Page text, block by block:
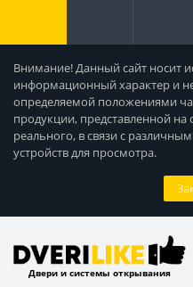
Внимание! Данный сайт носит
информационный характер и
определяемой положениями
продукции, представленной на
реального, в связи с
устройств для просмотра.
Двери и системы открывания